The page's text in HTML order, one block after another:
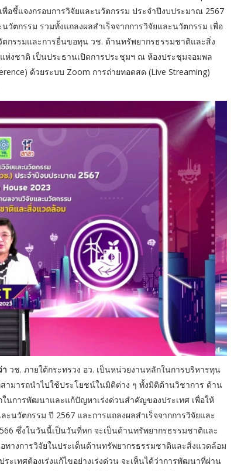
พื่อชี้แจงกรอบการวิจัยและนวัตกรรม ประจำปีงบประมาณ 2567
ตกรรม รวมทั้งแถลงผลสำเร็จจากการวิจัยและนวัตกรรม เพื่อ
กรรมและการยื่นขอทุน วช. ด้านทรัพยากรธรรมชาติและสิ่ง
ห่งชาติ เป็นประธานเปิดการประชุมฯ ณ ห้องประชุมจอมพล
ด้วยระบบ Zoom การถ่ายทอดสด (Live Streaming)
วช. ภายใต้กระทรวง อว. เป็นหน่วยงานหลักในการบริหารทุน
ามารถนำไปใช้ประโยชน์ในมิติต่าง ๆ ทั้งมิติด้านวิชาการ ด้าน
นการพัฒนาและแก้ปัญหาเร่งด่วนสำคัญของประเทศ เพื่อให้
นวัตกรรม ปี 2567 และการแถลงผลสำเร็จจากการวิจัยและ
ซึ่งในวันนี้เป็นวันที่หก จะเป็นด้านทรัพยากรธรรมชาติและ
างการวิจัยในประเด็นด้านทรัพยากรธรรมชาติและสิ่งแวดล้อม
ะเทศต้องเร่งแก้ไขอย่างเร่งด่วน จะเห็นได้ว่าการพัฒนาที่ผ่าน